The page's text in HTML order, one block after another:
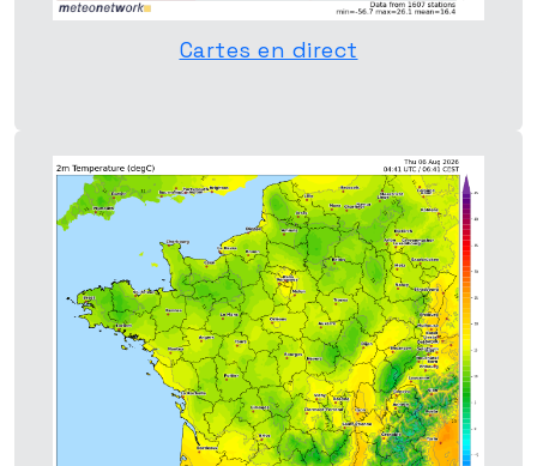
Cartes en direct